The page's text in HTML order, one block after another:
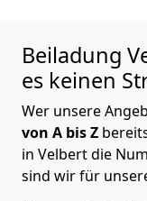
Beiladung
es keinen
Wer unsere
von A bis Z
in Velbert die
sind wir für